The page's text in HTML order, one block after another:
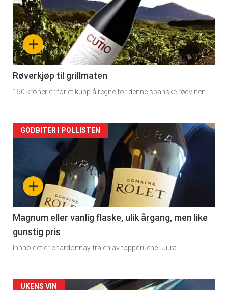
akkurat
nå
-
2
+
Røverkjøp til grillmaten
150 kroner er for et kupp å regne for denne spanske rødvinen.
Forsiden
akkurat
nå
3
+
GODBITER I POLLISTEN
Magnum eller vanlig flaske, ulik årgang, men like
gunstig pris
Innholdet er chardonnay fra en av toppcruene i Jura.
UKENS VIN